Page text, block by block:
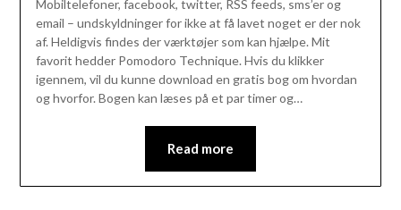
Mobiltelefoner, facebook, twitter, RSS feeds, sms’er og
email – undskyldninger for ikke at få lavet noget er der nok
af. Heldigvis findes der værktøjer som kan hjælpe. Mit
favorit hedder Pomodoro Technique. Hvis du klikker
igennem, vil du kunne download en gratis bog om hvordan
og hvorfor. Bogen kan læses på et par timer og…
Read more